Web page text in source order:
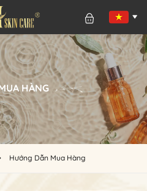
HÀNG
Hướng Dẫn Mua Hàng